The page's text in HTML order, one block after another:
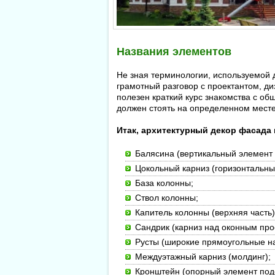
Названия элементов
Не зная терминологии,
грамотный разговор с проектантом,
полезен краткий курс знакомства с
должен стоять на определенном
Итак, архитектурный декор
Балясина (вертикальный
Цокольный карниз
База колонны;
Ствол колонны;
Капитель колонны (верхняя
Сандрик (карниз над оконным
Русты (широкие прямоугольные
Междуэтажный карниз (молдинг);
Кронштейн (опорный элемент